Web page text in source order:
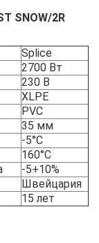
SNOW/2R
Splice
2700 Вт
230 В
XLPE
PVC
35 мм
-5°С
160°С
-5+10%
Швейцария
15 лет